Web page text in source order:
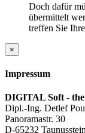
Doch dafür
übermittelt
treffen Sie
×
Impressum
DIGITAL Soft -
Dipl.-Ing. Detlef
Panoramastr. 30
D-65232 Taunusstein